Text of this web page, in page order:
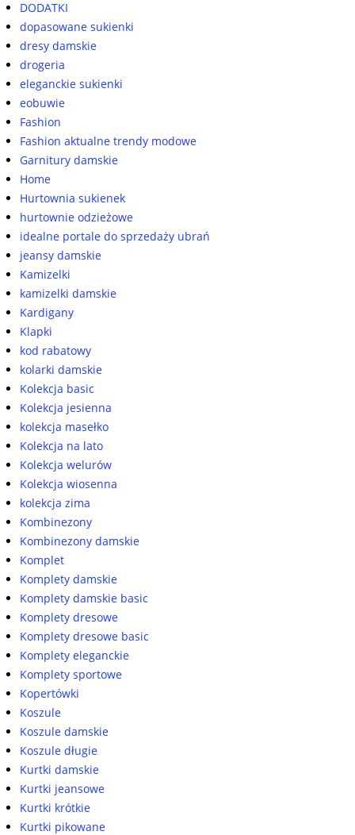
DODATKI
dopasowane sukienki
dresy damskie
drogeria
eleganckie sukienki
eobuwie
Fashion
Fashion aktualne trendy modowe
Garnitury damskie
Home
Hurtownia sukienek
hurtownie odzieżowe
idealne portale do sprzedaży ubrań
jeansy damskie
Kamizelki
kamizelki damskie
Kardigany
Klapki
kod rabatowy
kolarki damskie
Kolekcja basic
Kolekcja jesienna
kolekcja masełko
Kolekcja na lato
Kolekcja welurów
Kolekcja wiosenna
kolekcja zima
Kombinezony
Kombinezony damskie
Komplet
Komplety damskie
Komplety damskie basic
Komplety dresowe
Komplety dresowe basic
Komplety eleganckie
Komplety sportowe
Kopertówki
Koszule
Koszule damskie
Koszule długie
Kurtki damskie
Kurtki jeansowe
Kurtki krótkie
Kurtki pikowane